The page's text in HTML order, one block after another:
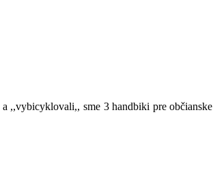
sme 3 handbiki pre občianske